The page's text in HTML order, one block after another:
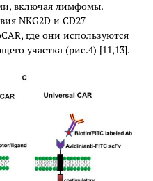
включая лимфомы.
NKG2D и CD27
где они используются
участка (рис.4) [11,13].